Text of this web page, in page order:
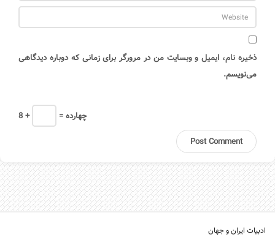
ذخیره نام، ایمیل و وبسایت من در مرورگر برای زمانی که دوباره دیدگاهی
می‌نویسم.
8 + = چهارده
ادبیات ایران و جهان